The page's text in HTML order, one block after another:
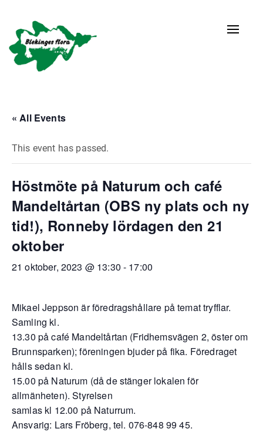
« All Events
This event has passed.
Höstmöte på Naturum och café
Mandeltårtan (OBS ny plats och ny
tid!), Ronneby lördagen den 21
oktober
21 oktober, 2023 @ 13:30 - 17:00
Mikael Jeppson är föredragshållare på temat tryfflar.
Samling kl.
13.30 på café Mandeltårtan (Fridhemsvägen 2, öster om
Brunnsparken); föreningen bjuder på fika. Föredraget
hålls sedan kl.
15.00 på Naturum (då de stänger lokalen för
allmänheten). Styrelsen
samlas kl 12.00 på Naturrum.
Ansvarig: Lars Fröberg, tel. 076-848 99 45.